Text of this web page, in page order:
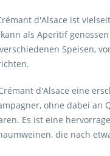
d'Alsace ist
als Aperitif
Speisen,
d'Alsace eine
ohne dabei an
Es ist eine
die nach